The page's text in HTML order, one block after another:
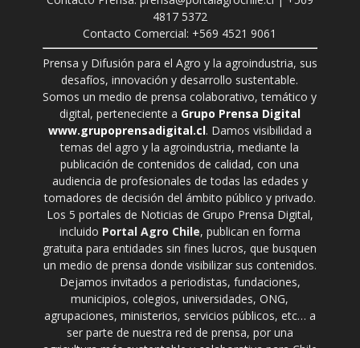
4817 5372
Contacto Comercial: +569 4521 9061
Prensa y Difusión para el Agro y la agroindustria, sus
desafíos, innovación y desarrollo sustentable.
Somos un medio de prensa colaborativo, temático y
digital, perteneciente a Grupo Prensa Digital
www.grupoprensadigital.cl. Damos visibilidad a
temas del agro y la agroindustria, mediante la
publicación de contenidos de calidad, con una
audiencia de profesionales de todas las edades y
tomadores de decisión del ámbito público y privado.
Los 5 portales de Noticias de Grupo Prensa Digital,
incluido Portal Agro Chile, publican en forma
gratuita para entidades sin fines lucros, que busquen
un medio de prensa donde visibilizar sus contenidos.
Dejamos invitados a periodistas, fundaciones,
municipios, colegios, universidades, ONG,
agrupaciones, ministerios, servicios públicos, etc… a
ser parte de nuestra red de prensa, por una